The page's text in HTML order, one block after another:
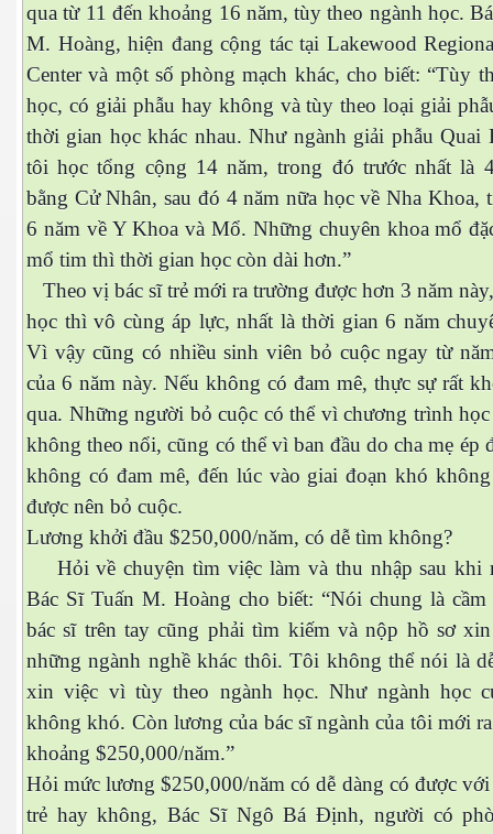
qua từ 11 đến khoảng 16 năm, tùy theo ngành học.
M. Hoàng, hiện đang cộng tác tại Lakewood
Center và một số phòng mạch khác, cho biết: “Tùy
học, có giải phẫu hay không và tùy theo loại giải
thời gian học khác nhau. Như ngành giải phẫu Quai
tôi học tổng cộng 14 năm, trong đó trước nhất là
bằng Cử Nhân, sau đó 4 năm nữa học về Nha Khoa,
6 năm về Y Khoa và Mổ. Những chuyên khoa mổ
mổ tim thì thời gian học còn dài hơn.”
Theo vị bác sĩ trẻ mới ra trường được hơn 3 năm
học thì vô cùng áp lực, nhất là thời gian 6 năm
Vì vậy cũng có nhiều sinh viên bỏ cuộc ngay từ
của 6 năm này. Nếu không có đam mê, thực sự rất
qua. Những người bỏ cuộc có thể vì chương trình học
không theo nổi, cũng có thể vì ban đầu do cha mẹ ép
không có đam mê, đến lúc vào giai đoạn khó
được nên bỏ cuộc.
Lương khởi đầu $250,000/năm, có dễ tìm không?
Hỏi về chuyện tìm việc làm và thu nhập sau khi
Bác Sĩ Tuấn M. Hoàng cho biết: “Nói chung là cầm
bác sĩ trên tay cũng phải tìm kiếm và nộp hồ sơ
những ngành nghề khác thôi. Tôi không thể nói là
xin việc vì tùy theo ngành học. Như ngành học
không khó. Còn lương của bác sĩ ngành của tôi mới
khoảng $250,000/năm.”
Hỏi mức lương $250,000/năm có dễ dàng có được với
trẻ hay không, Bác Sĩ Ngô Bá Định, người có